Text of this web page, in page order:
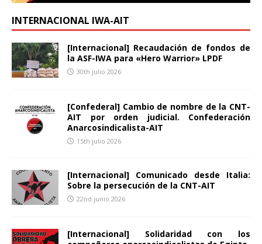
INTERNACIONAL IWA-AIT
[Internacional] Recaudación de fondos de
la ASF-IWA para «Hero Warrior» LPDF
30th julio 2026
[Confederal] Cambio de nombre de la CNT-
AIT por orden judicial. Confederación
Anarcosindicalista-AIT
15th julio 2026
[Internacional] Comunicado desde Italia:
Sobre la persecución de la CNT-AIT
22nd junio 2026
[Internacional] Solidaridad con los